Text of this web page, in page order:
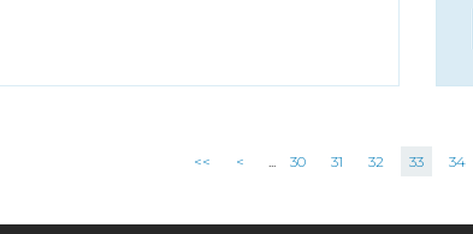
<< < ... 30 31 32 33 34